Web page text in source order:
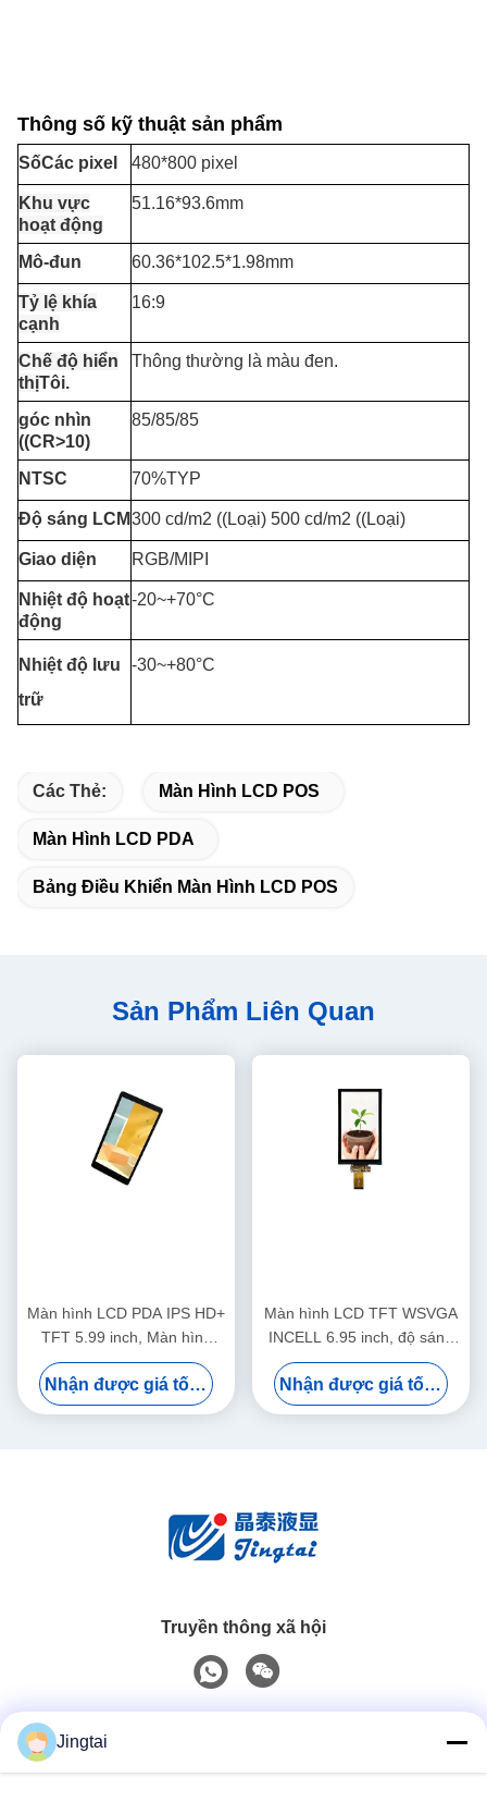
Thông số kỹ thuật sản phẩm
SốCác pixel 480*800 pixel
Khu vực
hoạt động
51.16*93.6mm
Mô-đun 60.36*102.5*1.98mm
Tỷ lệ khía
cạnh
16:9
Chế độ hiển
thịTôi.
Thông thường là màu đen.
góc nhìn
((CR>10)
85/85/85
NTSC 70%TYP
Độ sáng LCM300 cd/m2 ((Loại) 500 cd/m2 ((Loại)
Giao diện RGB/MIPI
Nhiệt độ hoạt
động
-20~+70°C
Nhiệt độ lưu
trữ
-30~+80°C
Các Thẻ: Màn Hình LCD POS
Màn Hình LCD PDA
Bảng Điều Khiển Màn Hình LCD POS
Sản Phẩm Liên Quan
Màn hình LCD PDA IPS HD+
TFT 5.99 inch, Màn hình
LCD POS góc nhìn rộng
Nhận được giá tốt nhất
Màn hình LCD TFT WSVGA
INCELL 6.95 inch, độ sáng
600x1024 380cd/M2
Nhận được giá tốt nhất
Truyền thông xã hội
Jingtai